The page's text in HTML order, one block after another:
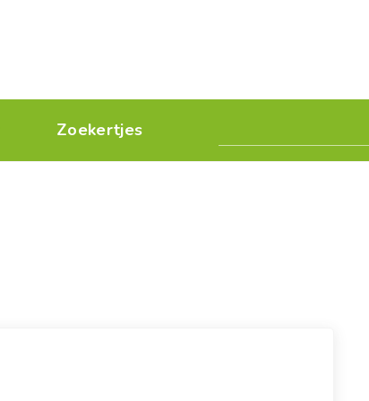
Zoekertjes